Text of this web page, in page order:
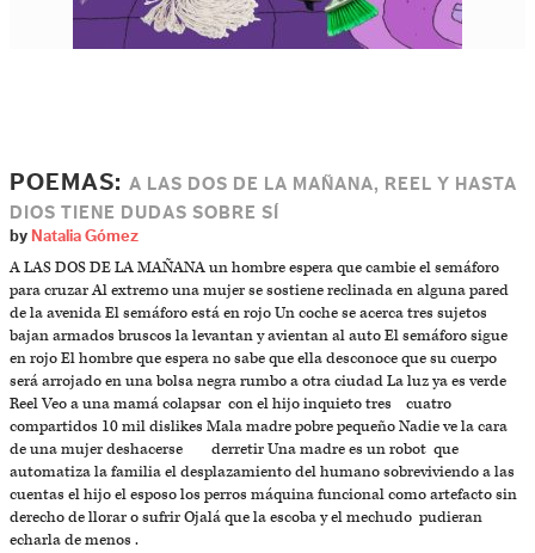
POEMAS: A LAS DOS DE LA MAÑANA, REEL Y HASTA
DIOS TIENE DUDAS SOBRE SÍ
by Natalia Gómez
A LAS DOS DE LA MAÑANA un hombre espera que cambie el semáforo
para cruzar Al extremo una mujer se sostiene reclinada en alguna pared
de la avenida El semáforo está en rojo Un coche se acerca tres sujetos
bajan armados bruscos la levantan y avientan al auto El semáforo sigue
en rojo El hombre que espera no sabe que ella desconoce que su cuerpo
será arrojado en una bolsa negra rumbo a otra ciudad La luz ya es verde
Reel Veo a una mamá colapsar con el hijo inquieto tres cuatro
compartidos 10 mil dislikes Mala madre pobre pequeño Nadie ve la cara
de una mujer deshacerse derretir Una madre es un robot que
automatiza la familia el desplazamiento del humano sobreviviendo a las
cuentas el hijo el esposo los perros máquina funcional como artefacto sin
derecho de llorar o sufrir Ojalá que la escoba y el mechudo pudieran
echarla de menos .